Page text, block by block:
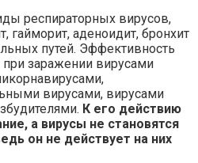
респираторных вирусов,
гайморит, аденоидит, бронхит
путей. Эффективность
заражении вирусами
вирусами, вирусами
К его действию
а вирусы не становятся
он не действует на них